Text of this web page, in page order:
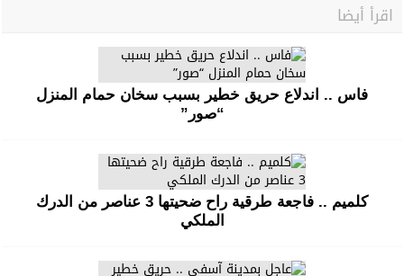
اقرأ أيضا
فاس .. اندلاع حريق خطير بسبب سخان حمام المنزل
“صور”
كلميم .. فاجعة طرقية راح ضحيتها 3 عناصر من الدرك
الملكي